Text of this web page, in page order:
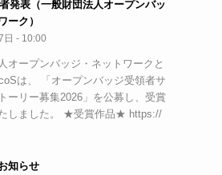
発表（一般財団法人オープンバッ
ーク）
日 - 10:00
オープンバッジ・ネットワークと
は、 「オープンバッジ受領者サ
ーリー募集2026」を公募し、受賞
しました。 ★受賞作品★ https://
知らせ